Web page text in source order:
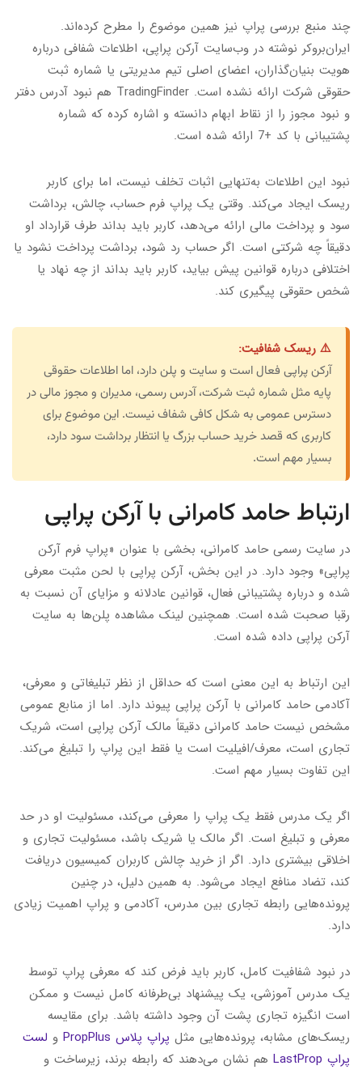
چند منبع بررسی پراپ نیز همین موضوع را مطرح کرده‌اند.
ایران‌بروکر نوشته در وب‌سایت آرکن پراپی، اطلاعات شفافی درباره
هویت بنیان‌گذاران، اعضای اصلی تیم مدیریتی یا شماره ثبت
حقوقی شرکت ارائه نشده است. TradingFinder هم نبود آدرس دفتر
و نبود مجوز را از نقاط ابهام دانسته و اشاره کرده که شماره
پشتیبانی با کد +7 ارائه شده است.
نبود این اطلاعات به‌تنهایی اثبات تخلف نیست، اما برای کاربر
ریسک ایجاد می‌کند. وقتی یک پراپ فرم حساب، چالش، برداشت
سود و پرداخت مالی ارائه می‌دهد، کاربر باید بداند طرف قرارداد او
دقیقاً چه شرکتی است. اگر حساب رد شود، برداشت پرداخت نشود یا
اختلافی درباره قوانین پیش بیاید، کاربر باید بداند از چه نهاد یا
شخص حقوقی پیگیری کند.
⚠️ ریسک شفافیت:
آرکن پراپی فعال است و سایت و پلن دارد، اما اطلاعات حقوقی
پایه مثل شماره ثبت شرکت، آدرس رسمی، مدیران و مجوز مالی در
دسترس عمومی به شکل کافی شفاف نیست. این موضوع برای
کاربری که قصد خرید حساب بزرگ یا انتظار برداشت سود دارد،
بسیار مهم است.
ارتباط حامد کامرانی با آرکن پراپی
در سایت رسمی حامد کامرانی، بخشی با عنوان «پراپ فرم آرکن
پراپی» وجود دارد. در این بخش، آرکن پراپی با لحن مثبت معرفی
شده و درباره پشتیبانی فعال، قوانین عادلانه و مزایای آن نسبت به
رقبا صحبت شده است. همچنین لینک مشاهده پلن‌ها به سایت
آرکن پراپی داده شده است.
این ارتباط به این معنی است که حداقل از نظر تبلیغاتی و معرفی،
آکادمی حامد کامرانی با آرکن پراپی پیوند دارد. اما از منابع عمومی
مشخص نیست حامد کامرانی دقیقاً مالک آرکن پراپی است، شریک
تجاری است، معرف/افیلیت است یا فقط این پراپ را تبلیغ می‌کند.
این تفاوت بسیار مهم است.
اگر یک مدرس فقط یک پراپ را معرفی می‌کند، مسئولیت او در حد
معرفی و تبلیغ است. اگر مالک یا شریک باشد، مسئولیت تجاری و
اخلاقی بیشتری دارد. اگر از خرید چالش کاربران کمیسیون دریافت
کند، تضاد منافع ایجاد می‌شود. به همین دلیل، در چنین
پرونده‌هایی رابطه تجاری بین مدرس، آکادمی و پراپ اهمیت زیادی
دارد.
در نبود شفافیت کامل، کاربر باید فرض کند که معرفی پراپ توسط
یک مدرس آموزشی، یک پیشنهاد بی‌طرفانه کامل نیست و ممکن
است انگیزه تجاری پشت آن وجود داشته باشد. برای مقایسه
ریسک‌های مشابه، پرونده‌هایی مثل پراپ پلاس PropPlus و لست
پراپ LastProp
هم نشان می‌دهند که رابطه برند، زیرساخت و